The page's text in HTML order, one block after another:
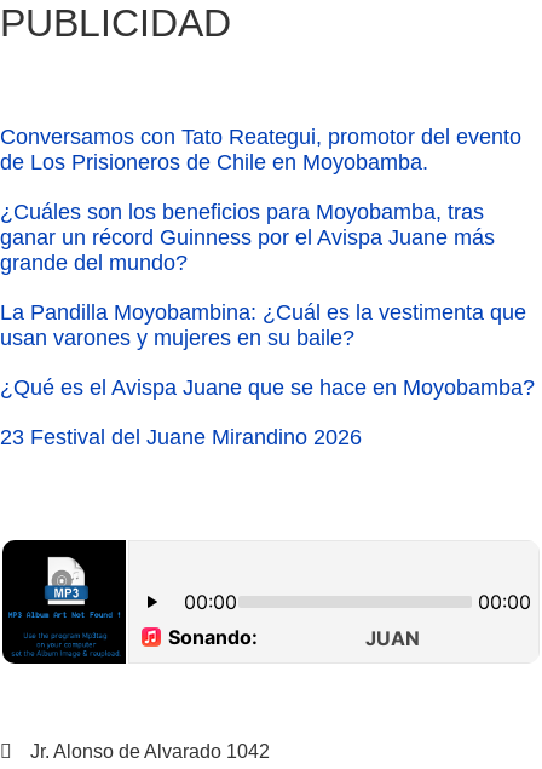
PUBLICIDAD
Conversamos con Tato Reategui, promotor del evento
de Los Prisioneros de Chile en Moyobamba.
¿Cuáles son los beneficios para Moyobamba, tras
ganar un récord Guinness por el Avispa Juane más
grande del mundo?
La Pandilla Moyobambina: ¿Cuál es la vestimenta que
usan varones y mujeres en su baile?
¿Qué es el Avispa Juane que se hace en Moyobamba?
23 Festival del Juane Mirandino 2026
Jr. Alonso de Alvarado 1042